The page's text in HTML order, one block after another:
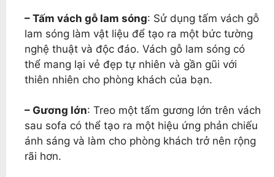
– Tấm vách gỗ lam sóng: Sử dụng tấm vách gỗ
lam sóng làm vật liệu để tạo ra một bức tường
nghệ thuật và độc đáo. Vách gỗ lam sóng có
thể mang lại vẻ đẹp tự nhiên và gần gũi với
thiên nhiên cho phòng khách của bạn.
– Gương lớn: Treo một tấm gương lớn trên vách
sau sofa có thể tạo ra một hiệu ứng phản chiếu
ánh sáng và làm cho phòng khách trở nên rộng
rãi hơn.